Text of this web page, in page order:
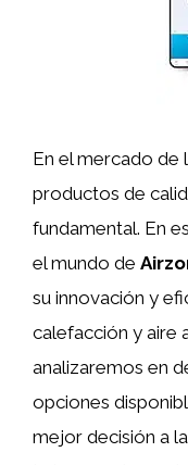
En el mercado de
productos de
fundamental. En
el mundo de
su innovación y
calefacción y aire
analizaremos en
opciones
mejor decisión a